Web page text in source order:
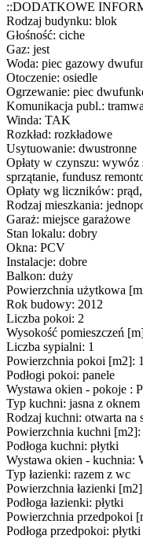
::DODATKOWE
Rodzaj budynku: blok
Głośność: ciche
Gaz: jest
Woda: piec gazowy
Otoczenie: osiedle
Ogrzewanie: piec
Komunikacja publ.:
Winda: TAK
Rozkład: rozkładowe
Usytuowanie: dwustronne
Opłaty w czynszu: wywóz
sprzątanie, fundusz
Opłaty wg liczników:
Rodzaj mieszkania:
Garaż: miejsce garażowe
Stan lokalu: dobry
Okna: PCV
Instalacje: dobre
Balkon: duży
Powierzchnia użytkowa
Rok budowy: 2012
Liczba pokoi: 2
Wysokość pomieszczeń
Liczba sypialni: 1
Powierzchnia pokoi [m2]:
Podłogi pokoi: panele
Wystawa okien - pokoje :
Typ kuchni: jasna z oknem
Rodzaj kuchni: otwarta na
Powierzchnia kuchni [m2]:
Podłoga kuchni: płytki
Wystawa okien - kuchnia:
Typ łazienki: razem z wc
Powierzchnia łazienki
Podłoga łazienki: płytki
Powierzchnia przedpokoi
Podłoga przedpokoi: płytki